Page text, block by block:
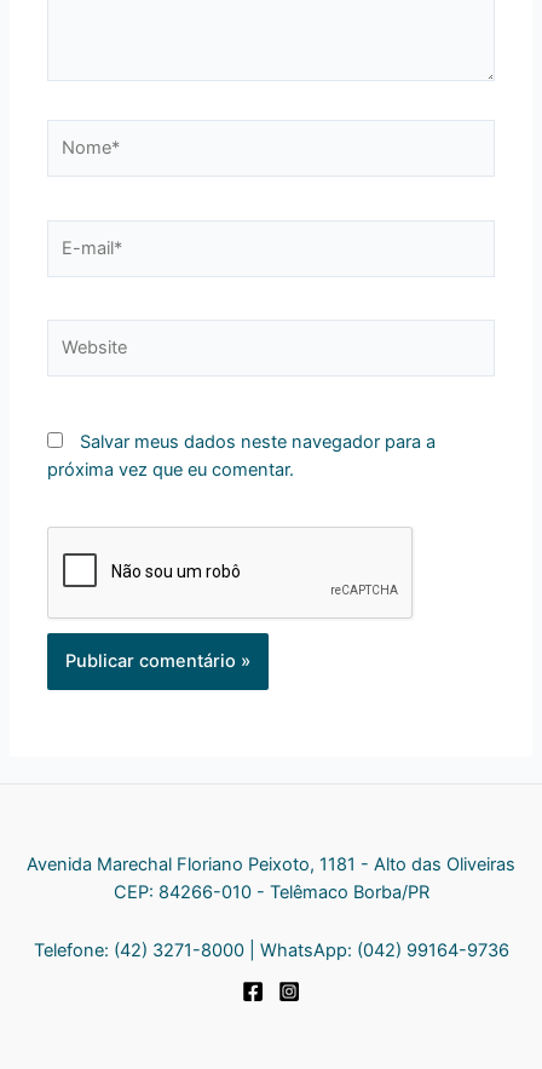
mail*
Salvar meus dados neste navegador para a
próxima vez que eu comentar.
Avenida Marechal Floriano Peixoto, 1181 - Alto das Oliveiras
CEP: 84266-010 - Telêmaco Borba/PR
Telefone: (42) 3271-8000 | WhatsApp: (042) 99164-9736